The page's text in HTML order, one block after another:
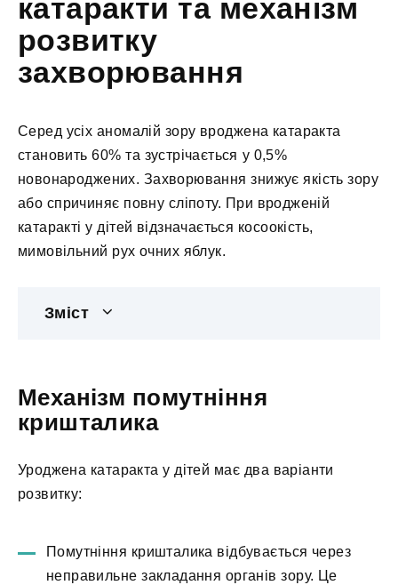
катаракти та механізм
розвитку
захворювання
Серед усіх аномалій зору вроджена катаракта
становить 60% та зустрічається у 0,5%
новонароджених. Захворювання знижує якість зору
або спричиняє повну сліпоту. При вродженій
катаракті у дітей відзначається косоокість,
мимовільний рух очних яблук.
Зміст
Механізм помутніння
кришталика
Уроджена катаракта у дітей має два варіанти
розвитку:
Помутніння кришталика відбувається через
неправильне закладання органів зору. Це